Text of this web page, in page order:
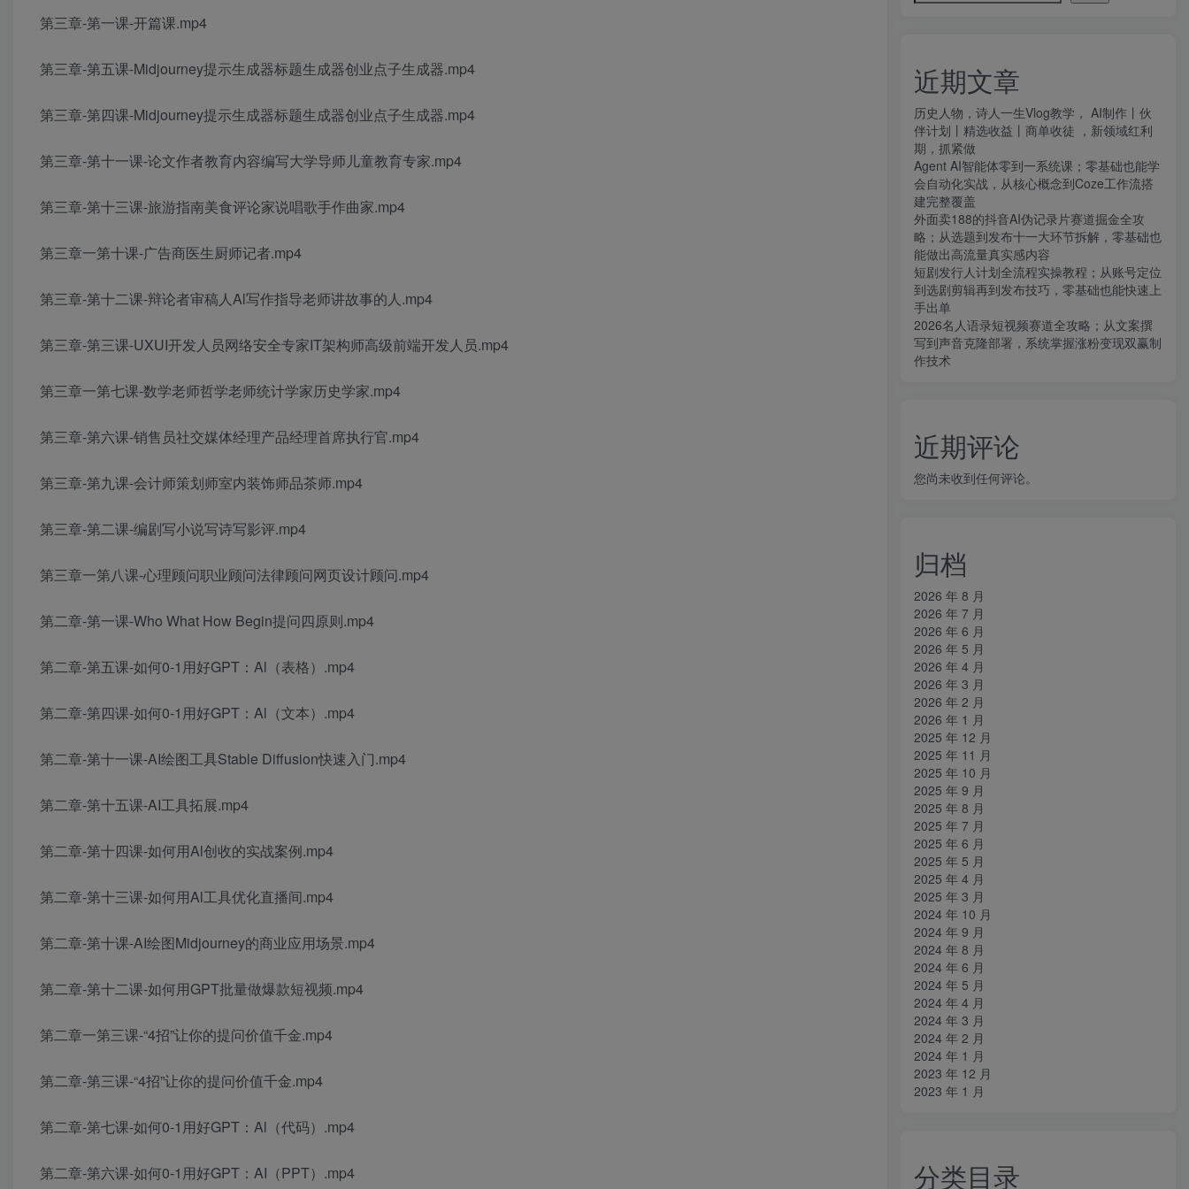
第三章-第一课-开篇课.mp4
第三章-第五课-Midjourney提示生成器标题生成器创业点子生成器.mp4
第三章-第四课-Midjourney提示生成器标题生成器创业点子生成器.mp4
第三章-第十一课-论文作者教育内容编写大学导师儿童教育专家.mp4
第三章-第十三课-旅游指南美食评论家说唱歌手作曲家.mp4
第三章一第十课-广告商医生厨师记者.mp4
第三章-第十二课-辩论者审稿人Al写作指导老师讲故事的人.mp4
第三章-第三课-UXUI开发人员网络安全专家IT架构师高级前端开发人员.mp4
第三章一第七课-数学老师哲学老师统计学家历史学家.mp4
第三章-第六课-销售员社交媒体经理产品经理首席执行官.mp4
第三章-第九课-会计师策划师室内装饰师品茶师.mp4
第三章-第二课-编剧写小说写诗写影评.mp4
第三章一第八课-心理顾问职业顾问法律顾问网页设计顾问.mp4
第二章-第一课-Who What How Begin提问四原则.mp4
第二章-第五课-如何0-1用好GPT：Al（表格）.mp4
第二章-第四课-如何0-1用好GPT：Al（文本）.mp4
第二章-第十一课-AI绘图工具Stable Diffusion快速入门.mp4
第二章-第十五课-AI工具拓展.mp4
第二章-第十四课-如何用Al创收的实战案例.mp4
第二章-第十三课-如何用Al工具优化直播间.mp4
第二章-第十课-AI绘图Midjourney的商业应用场景.mp4
第二章-第十二课-如何用GPT批量做爆款短视频.mp4
第二章一第三课-“4招”让你的提问价值千金.mp4
第二章-第三课-“4招”让你的提问价值千金.mp4
第二章-第七课-如何0-1用好GPT：Al（代码）.mp4
第二章-第六课-如何0-1用好GPT：AI（PPT）.mp4
近期文章
历史人物，诗人一生Vlog教学， AI制作丨伙
伴计划丨精选收益丨商单收徒 ，新领域红利
期，抓紧做
Agent AI智能体零到一系统课；零基础也能学
会自动化实战，从核心概念到Coze工作流搭
建完整覆盖
外面卖188的抖音AI伪记录片赛道掘金全攻
略；从选题到发布十一大环节拆解，零基础也
能做出高流量真实感内容
短剧发行人计划全流程实操教程；从账号定位
到选剧剪辑再到发布技巧，零基础也能快速上
手出单
2026名人语录短视频赛道全攻略；从文案撰
写到声音克隆部署，系统掌握涨粉变现双赢制
作技术
近期评论
您尚未收到任何评论。
归档
2026 年 8 月
2026 年 7 月
2026 年 6 月
2026 年 5 月
2026 年 4 月
2026 年 3 月
2026 年 2 月
2026 年 1 月
2025 年 12 月
2025 年 11 月
2025 年 10 月
2025 年 9 月
2025 年 8 月
2025 年 7 月
2025 年 6 月
2025 年 5 月
2025 年 4 月
2025 年 3 月
2024 年 10 月
2024 年 9 月
2024 年 8 月
2024 年 6 月
2024 年 5 月
2024 年 4 月
2024 年 3 月
2024 年 2 月
2024 年 1 月
2023 年 12 月
2023 年 1 月
分类目录